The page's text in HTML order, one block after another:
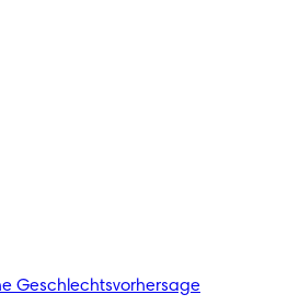
Geschlechtsvorhersage